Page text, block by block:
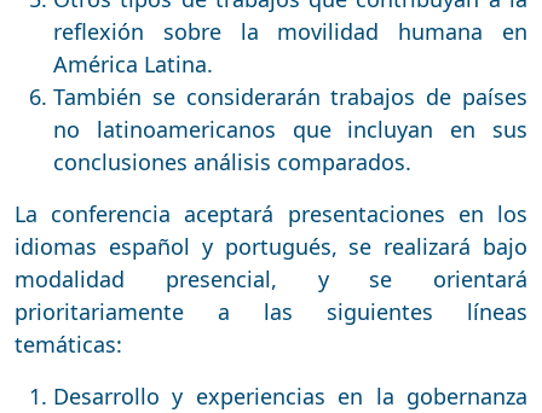
reflexión sobre la movilidad humana en
América Latina.
También se considerarán trabajos de países
no latinoamericanos que incluyan en sus
conclusiones análisis comparados.
La conferencia aceptará presentaciones en los
idiomas español y portugués, se realizará bajo
modalidad presencial, y se orientará
prioritariamente a las siguientes líneas
temáticas:
Desarrollo y experiencias en la gobernanza